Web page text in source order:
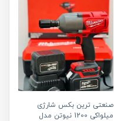
صنعتی ترین بکس شارژی
میلواکی 1200 نیوتن مدل